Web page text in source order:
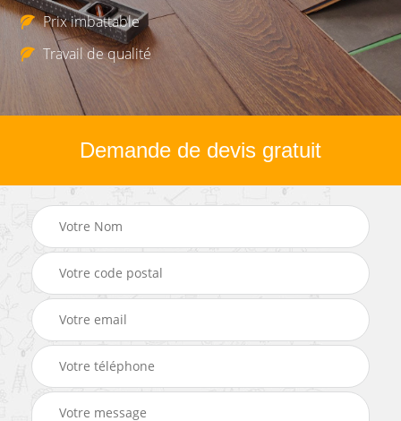
Prix imbattable
Travail de qualité
Demande de devis gratuit